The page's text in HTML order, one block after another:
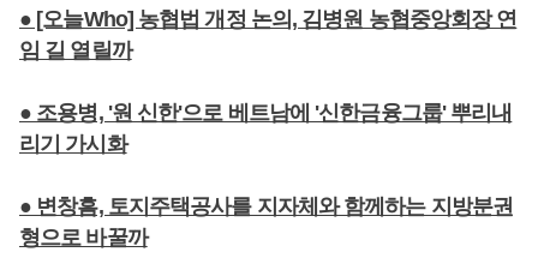
● [오늘Who] 농협법 개정 논의, 김병원 농협중앙회장 연
임 길 열릴까
● 조용병, '원 신한'으로 베트남에 '신한금융그룹' 뿌리내
리기 가시화
● 변창흠, 토지주택공사를 지자체와 함께하는 지방분권
형으로 바꿀까